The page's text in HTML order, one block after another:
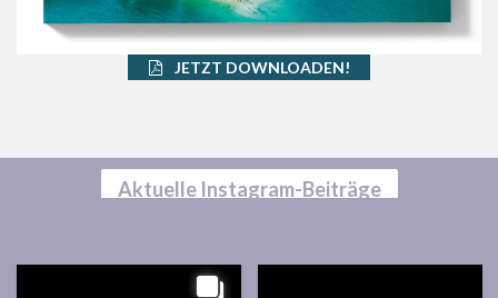
JETZT DOWNLOADEN!
Aktuelle Instagram-Beiträge